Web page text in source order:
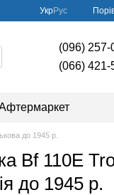
УкрРус
(096) 257-
(066) 421-
до 1945 р.
Bf 110E
до 1945 р.